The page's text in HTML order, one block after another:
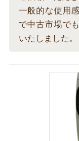
一般的な使用
で中古市場で
いたしました。